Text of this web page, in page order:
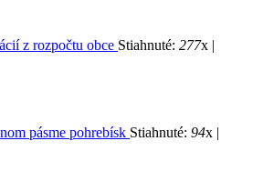
z rozpočtu obce Stiahnuté: 277x |
pásme pohrebísk Stiahnuté: 94x |